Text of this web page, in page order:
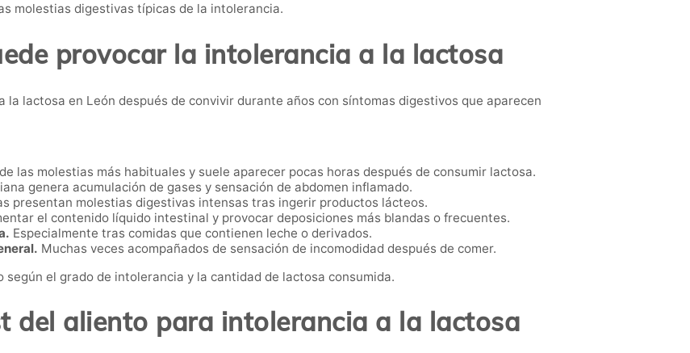
molestias digestivas típicas de la intolerancia.
provocar la intolerancia a la lactosa
lactosa en León después de convivir durante años con síntomas digestivos que aparecen
las molestias más habituales y suele aparecer pocas horas después de consumir lactosa.
genera acumulación de gases y sensación de abdomen inflamado.
presentan molestias digestivas intensas tras ingerir productos lácteos.
el contenido líquido intestinal y provocar deposiciones más blandas o frecuentes.
Especialmente tras comidas que contienen leche o derivados.
Muchas veces acompañados de sensación de incomodidad después de comer.
el grado de intolerancia y la cantidad de lactosa consumida.
del aliento para intolerancia a la lactosa